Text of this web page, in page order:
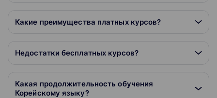
Какие преимущества платных курсов?
Недостатки бесплатных курсов?
Какая продолжительность обучения
Корейскому языку?